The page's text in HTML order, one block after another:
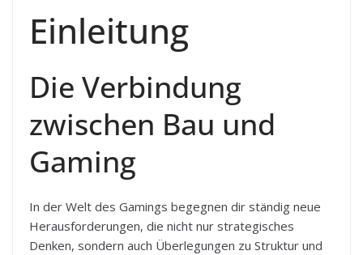
Einleitung
Die Verbindung
zwischen Bau und
Gaming
In der Welt des Gamings begegnen dir ständig neue
Herausforderungen, die nicht nur strategisches
Denken, sondern auch Überlegungen zu Struktur und